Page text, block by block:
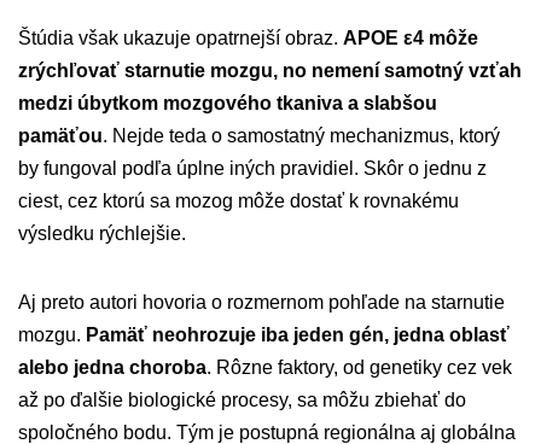
Štúdia však ukazuje opatrnejší obraz. APOE ε4 môže
zrýchľovať starnutie mozgu, no nemení samotný vzťah
medzi úbytkom mozgového tkaniva a slabšou
pamäťou. Nejde teda o samostatný mechanizmus, ktorý
by fungoval podľa úplne iných pravidiel. Skôr o jednu z
ciest, cez ktorú sa mozog môže dostať k rovnakému
výsledku rýchlejšie.
Aj preto autori hovoria o rozmernom pohľade na starnutie
mozgu. Pamäť neohrozuje iba jeden gén, jedna oblasť
alebo jedna choroba. Rôzne faktory, od genetiky cez vek
až po ďalšie biologické procesy, sa môžu zbiehať do
spoločného bodu. Tým je postupná regionálna aj globálna